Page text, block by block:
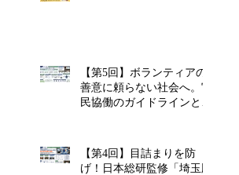
【第5回】ボランティアの
善意に頼らない社会へ。官
民協働のガイドラインと政
【第4回】目詰まりを防
げ！日本総研監修「埼玉版